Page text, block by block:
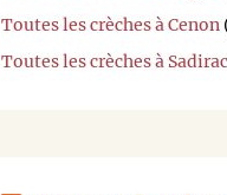
Toutes les crèches à Cenon
Toutes les crèches à Sadirac